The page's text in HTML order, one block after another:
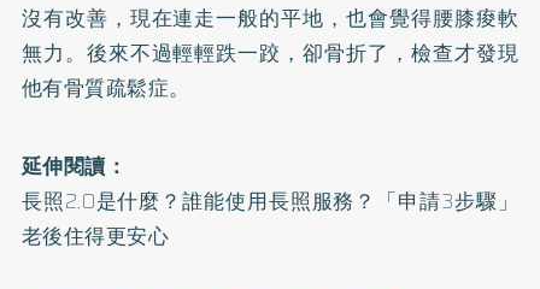
沒有改善，現在連走一般的平地，也會覺得腰膝痠軟
無力。後來不過輕輕跌一跤，卻骨折了，檢查才發現
他有骨質疏鬆症。
延伸閱讀：
長照2.0是什麼？誰能使用長照服務？「申請3步驟」
老後住得更安心